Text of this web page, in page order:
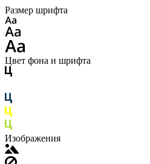
Размер шрифта
Цвет фона и шрифта
Изображения